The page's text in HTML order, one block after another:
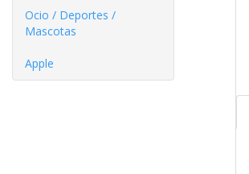
Ocio / Deportes /
Mascotas
Apple